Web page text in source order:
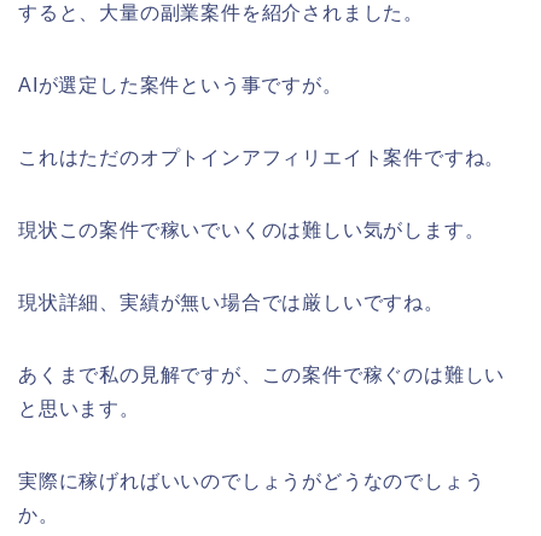
すると、大量の副業案件を紹介されました。
AIが選定した案件という事ですが。
これはただのオプトインアフィリエイト案件ですね。
現状この案件で稼いでいくのは難しい気がします。
現状詳細、実績が無い場合では厳しいですね。
あくまで私の見解ですが、この案件で稼ぐのは難しい
と思います。
実際に稼げればいいのでしょうがどうなのでしょう
か。